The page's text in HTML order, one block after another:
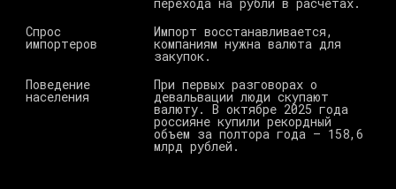
Спрос
импортеров
Импорт восстанавливается,
компаниям нужна валюта для
закупок.
Поведение
населения
При первых разговорах о
девальвации люди скупают
валюту. В октябре 2025 года
россияне купили рекордный
объем за полтора года — 158,6
млрд рублей.